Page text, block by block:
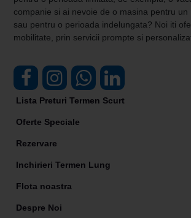
companie si ai nevoie de o masina pentru un
sau pentru o perioada indelungata? Noi iti
mobilitate, prin servicii prompte si
Lista Preturi Termen Scurt
Oferte Speciale
Rezervare
Inchirieri Termen Lung
Flota noastra
Despre Noi